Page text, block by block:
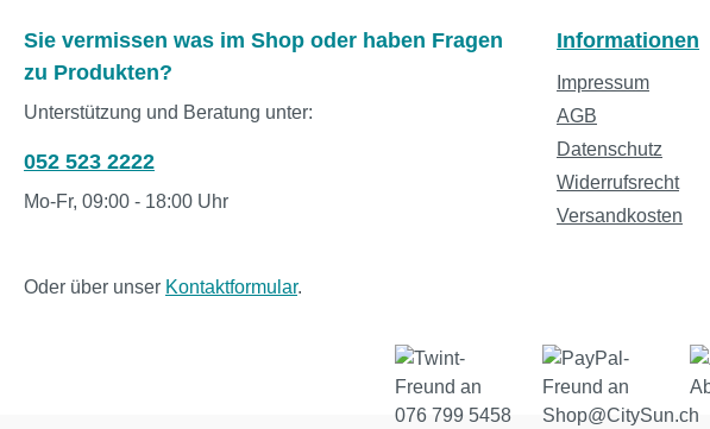
Sie vermissen was im Shop oder haben Fragen
zu Produkten?
Unterstützung und Beratung unter:
052 523 2222
Mo-Fr, 09:00 - 18:00 Uhr
Oder über unser Kontaktformular.
Informationen
Impressum
AGB
Datenschutz
Widerrufsrecht
Versandkosten